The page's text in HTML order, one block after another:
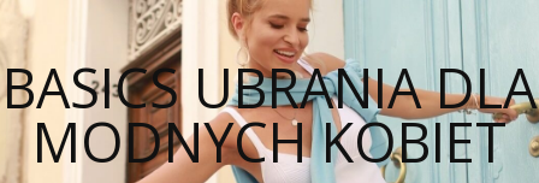
BASICS UBRANIA DLA
MODNYCH KOBIET